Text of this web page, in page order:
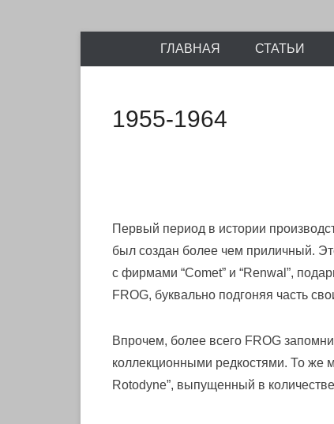
к
Ретро-
ГЛАВНАЯ СТАТЬИ
1955-1964
Первый период в истории
был создан более чем приличный.
с фирмами “Comet” и “Renwal”,
FROG, буквально подгоняя часть
Впрочем, более всего FROG
коллекционными редкостями. То же
Rotodyne”, выпущенный в